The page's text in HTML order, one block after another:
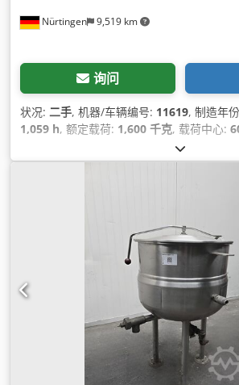
Nürtingen 9,519 km
询问
状况: 二手, 机器/车辆编号: 11619, 制造年
1,059 h, 额定载荷: 1,600 千克, 载荷中心:
, 建筑高度:1,350 毫米
长:1,120 毫米, 总重量:483 千克,